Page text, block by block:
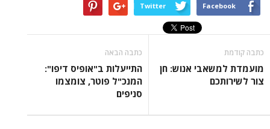
Twitter
אנוש: חן
התייעלות ב"אופיס דיפו":
המנכ"ל פוטר, צומצמו